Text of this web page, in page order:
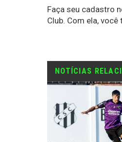
Faça seu cadastro
Club. Com ela,
NOTÍCIAS